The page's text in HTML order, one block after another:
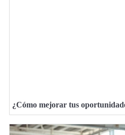
¿Cómo mejorar tus